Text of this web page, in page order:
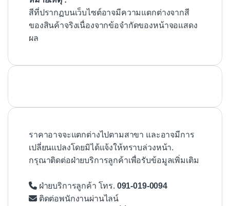
สีที่ปรากฏบนเว็บไซต์อาจมีความแตกต่างจากสี
ของสินค้าจริงเนื่องจากข้อจำกัดของหน้าจอแสดง
ผล
ราคาอาจจะแตกต่างไปตามสาขา และอาจมีการ
เปลี่ยนแปลงโดยมิได้แจ้งให้ทราบล่วงหน้า.
กรุณาติดต่อฝ่ายบริการลูกค้าเพื่อรับข้อมูลเพิ่มเติม
ฝ่ายบริการลูกค้า โทร. 091-019-0094
ติดต่อพนักงานผ่านไลน์